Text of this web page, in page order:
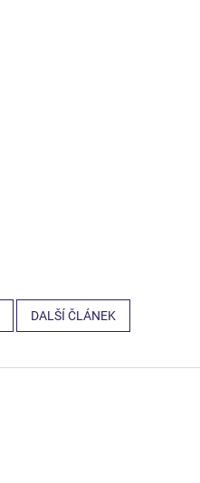
DALŠÍ ČLÁNEK